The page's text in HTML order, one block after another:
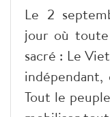
Le 2
jour où
sacré : Le
Tout le